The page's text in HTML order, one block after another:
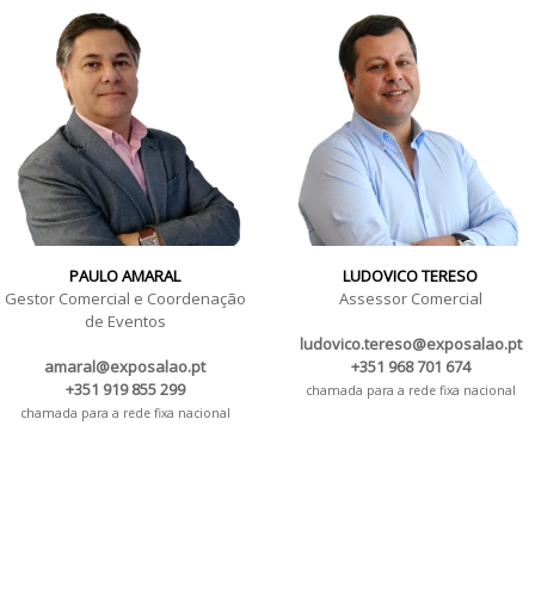
PAULO AMARAL
Gestor Comercial e Coordenação
de Eventos
amaral@exposalao.pt
+351 919 855 299
chamada para a rede fixa nacional
LUDOVICO TERESO
Assessor Comercial
ludovico.tereso@exposalao.pt
+351 968 701 674
chamada para a rede fixa nacional